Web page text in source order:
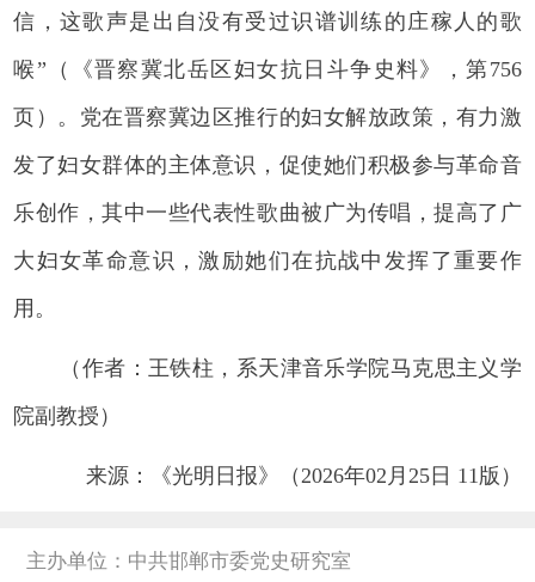
信，这歌声是出自没有受过识谱训练的庄稼人的歌
喉”（《晋察冀北岳区妇女抗日斗争史料》，第756
页）。党在晋察冀边区推行的妇女解放政策，有力激
发了妇女群体的主体意识，促使她们积极参与革命音
乐创作，其中一些代表性歌曲被广为传唱，提高了广
大妇女革命意识，激励她们在抗战中发挥了重要作
用。
（作者：王铁柱，系天津音乐学院马克思主义学
院副教授）
来源：《光明日报》（2026年02月25日 11版）
主办单位：中共邯郸市委党史研究室